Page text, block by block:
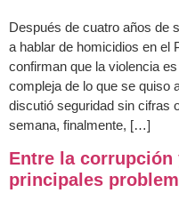
Después de cuatro años de
a hablar de homicidios en el
confirman que la violencia
compleja de lo que se quiso
discutió seguridad sin cifras
semana, finalmente, […]
Entre la
principales